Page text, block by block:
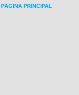
PÁGINA PRINCIPAL